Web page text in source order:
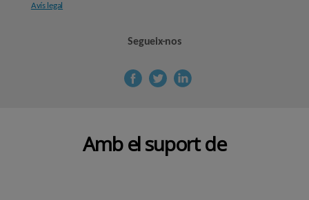
Avís legal
Segueix-nos
Amb el suport de